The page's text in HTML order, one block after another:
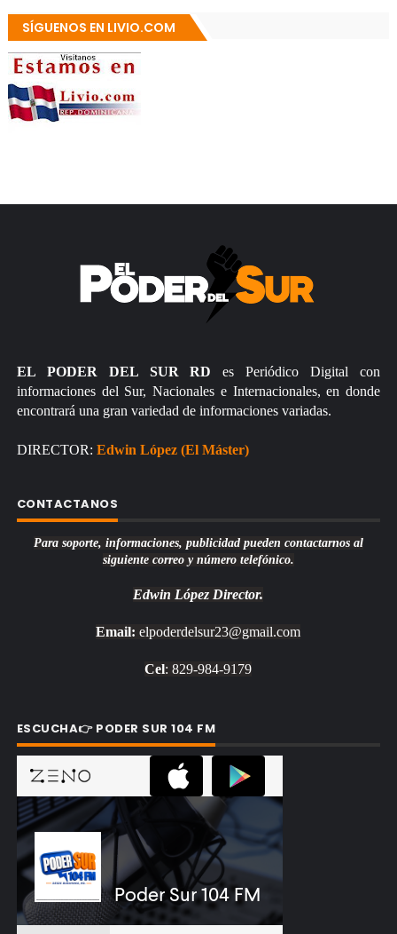
SÍGUENOS EN LIVIO.COM
EL PODER DEL SUR RD es Periódico Digital con
informaciones del Sur, Nacionales e Internacionales, en donde
encontrará una gran variedad de informaciones variadas.
DIRECTOR: Edwin López (El Máster)
CONTACTANOS
Para soporte, informaciones, publicidad pueden contactarnos al
siguiente correo y número telefónico.
Edwin López Director.
Email: elpoderdelsur23@gmail.com
Cel: 829-984-9179
ESCUCHA👉 PODER SUR 104 FM